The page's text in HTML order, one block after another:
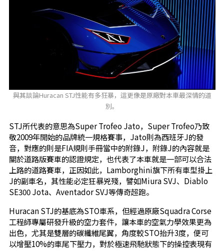
與其談論Huracan STJ性能有多狂暴，這更像是原廠對本車最深情的道
別。
STJ所代表的意思為Super Trofeo Jato，Super Trofeo乃致
敬2009年開始的品牌統一規格賽事，Jato則為西班牙J的發
音，對應的則是FIA規則手冊當中的附錄J，附錄J的內容就是
關於道路版賽車的認證規定，也代表了本車就是一部可以合法
上路的道路賽車，正因如此，Lamborghini旗下所有車型掛上
J的副車名，其性能必定狂暴兇殘，譬如Miura SVJ、Diablo
SE300 Jota、Aventador SVJ等傳奇超跑。
Huracan STJ的基底為STO車系，但經過原廠Squadra Corse
工程師專屬研發升級的空力套件，讓本車的空氣力學效果更為
出色，尤其是雙層的碳纖維尾翼，角度較STO抬升3度，便可
以增壓10%的車尾下壓力，對於極速飛馳狀態下的操控表現有